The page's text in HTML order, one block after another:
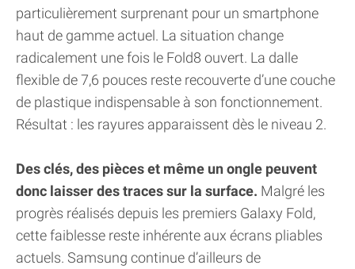
particulièrement surprenant pour un smartphone
haut de gamme actuel. La situation change
radicalement une fois le Fold8 ouvert. La dalle
flexible de 7,6 pouces reste recouverte d’une couche
de plastique indispensable à son fonctionnement.
Résultat : les rayures apparaissent dès le niveau 2.
Des clés, des pièces et même un ongle peuvent
donc laisser des traces sur la surface. Malgré les
progrès réalisés depuis les premiers Galaxy Fold,
cette faiblesse reste inhérente aux écrans pliables
actuels. Samsung continue d’ailleurs de